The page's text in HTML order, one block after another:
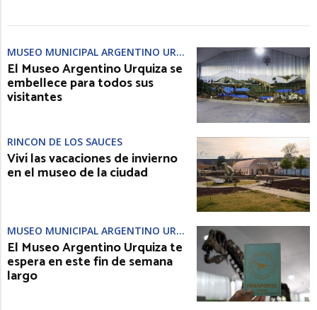
MUSEO MUNICIPAL ARGENTINO URQUIZA
El Museo Argentino Urquiza se
embellece para todos sus
visitantes
RINCÓN DE LOS SAUCES
Viví las vacaciones de invierno
en el museo de la ciudad
MUSEO MUNICIPAL ARGENTINO URQUIZA
El Museo Argentino Urquiza te
espera en este fin de semana
largo